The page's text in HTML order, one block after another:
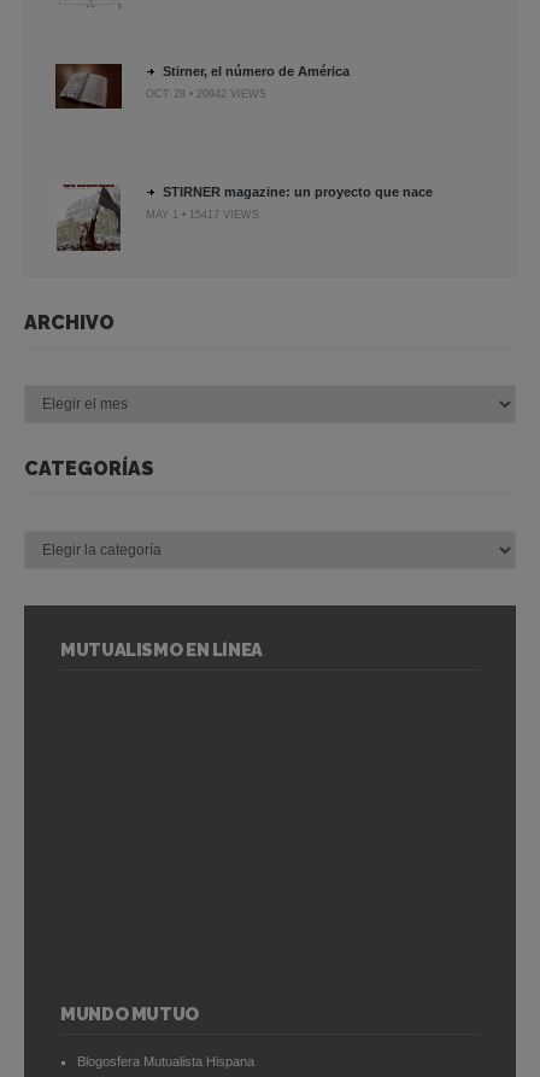
Stirner, el número de América
OCT 28 • 20942 VIEWS
STIRNER magazine: un proyecto que nace
MAY 1 • 15417 VIEWS
ARCHIVO
CATEGORÍAS
MUTUALISMO EN LÍNEA
MUNDO MUTUO
Blogosfera Mutualista Hispana